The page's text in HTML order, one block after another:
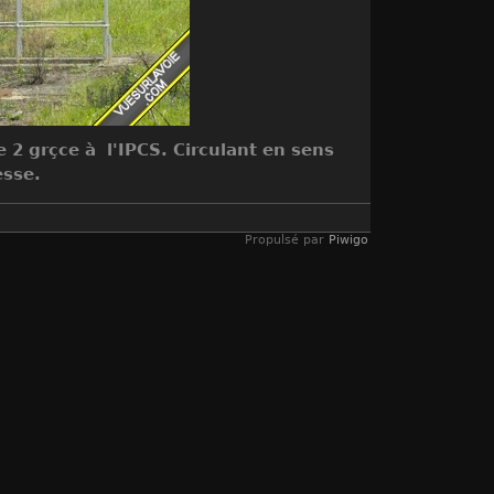
grçce à l'IPCS. Circulant en sens
Propulsé par Piwigo